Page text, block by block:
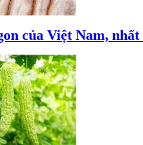
của Việt Nam,